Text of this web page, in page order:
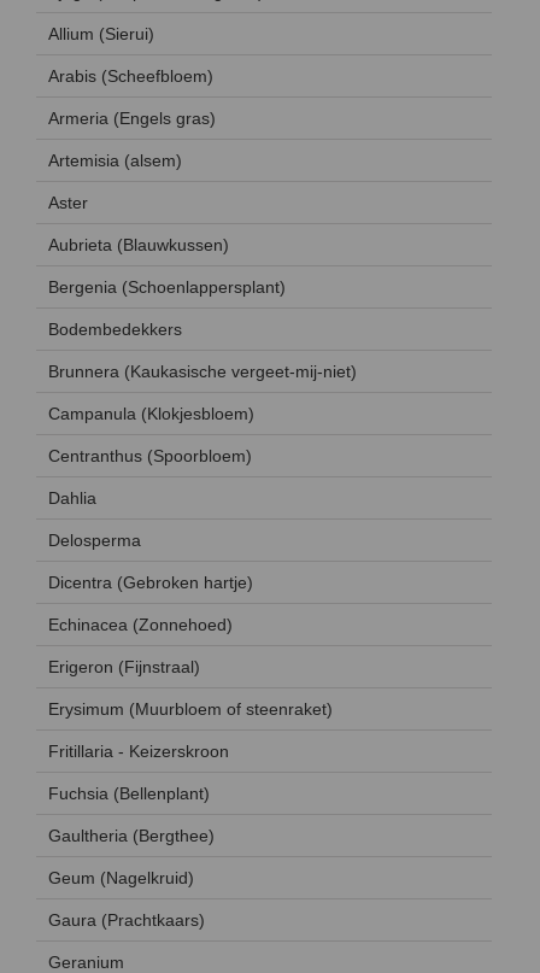
Allium (Sierui)
Arabis (Scheefbloem)
Armeria (Engels gras)
Artemisia (alsem)
Aster
Aubrieta (Blauwkussen)
Bergenia (Schoenlappersplant)
Bodembedekkers
Brunnera (Kaukasische vergeet-mij-niet)
Campanula (Klokjesbloem)
Centranthus (Spoorbloem)
Dahlia
Delosperma
Dicentra (Gebroken hartje)
Echinacea (Zonnehoed)
Erigeron (Fijnstraal)
Erysimum (Muurbloem of steenraket)
Fritillaria - Keizerskroon
Fuchsia (Bellenplant)
Gaultheria (Bergthee)
Geum (Nagelkruid)
Gaura (Prachtkaars)
Geranium